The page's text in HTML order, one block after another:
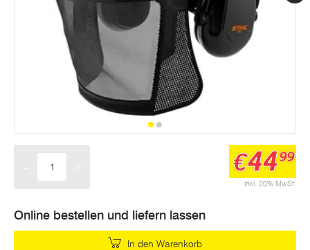
inkl. 20% MwSt.
€4499
Online bestellen und liefern lassen
In den Warenkorb